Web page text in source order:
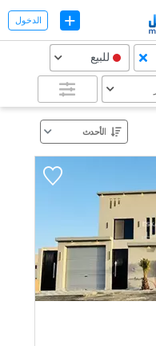
+ الدخول
للبيع